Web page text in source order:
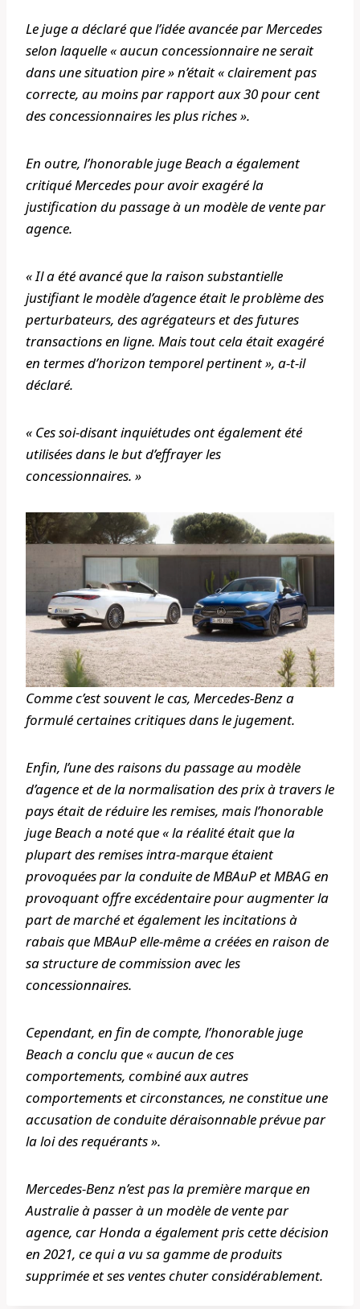
Le juge a déclaré que l’idée avancée par Mercedes
selon laquelle « aucun concessionnaire ne serait
dans une situation pire » n’était « clairement pas
correcte, au moins par rapport aux 30 pour cent
des concessionnaires les plus riches ».
En outre, l’honorable juge Beach a également
critiqué Mercedes pour avoir exagéré la
justification du passage à un modèle de vente par
agence.
« Il a été avancé que la raison substantielle
justifiant le modèle d’agence était le problème des
perturbateurs, des agrégateurs et des futures
transactions en ligne. Mais tout cela était exagéré
en termes d’horizon temporel pertinent », a-t-il
déclaré.
« Ces soi-disant inquiétudes ont également été
utilisées dans le but d’effrayer les
concessionnaires. »
Comme c’est souvent le cas, Mercedes-Benz a
formulé certaines critiques dans le jugement.
Enfin, l’une des raisons du passage au modèle
d’agence et de la normalisation des prix à travers le
pays était de réduire les remises, mais l’honorable
juge Beach a noté que « la réalité était que la
plupart des remises intra-marque étaient
provoquées par la conduite de MBAuP et MBAG en
provoquant offre excédentaire pour augmenter la
part de marché et également les incitations à
rabais que MBAuP elle-même a créées en raison de
sa structure de commission avec les
concessionnaires.
Cependant, en fin de compte, l’honorable juge
Beach a conclu que « aucun de ces
comportements, combiné aux autres
comportements et circonstances, ne constitue une
accusation de conduite déraisonnable prévue par
la loi des requérants ».
Mercedes-Benz n’est pas la première marque en
Australie à passer à un modèle de vente par
agence, car Honda a également pris cette décision
en 2021, ce qui a vu sa gamme de produits
supprimée et ses ventes chuter considérablement.